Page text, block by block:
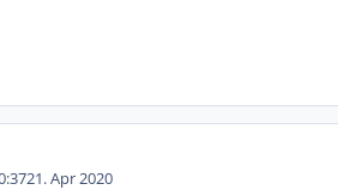
21. Apr 2020